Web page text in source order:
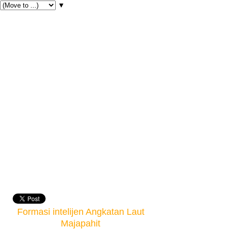
▼
Formasi intelijen Angkatan Laut
Majapahit